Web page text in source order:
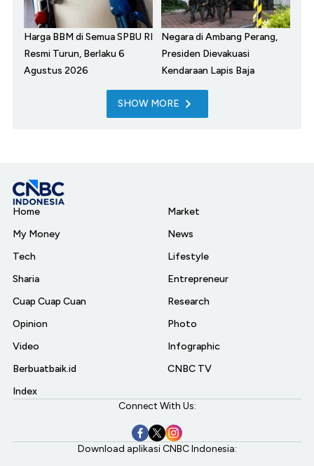
Harga BBM di Semua SPBU RI
Resmi Turun, Berlaku 6
Agustus 2026
Negara di Ambang Perang,
Presiden Dievakuasi
Kendaraan Lapis Baja
SHOW MORE
Home
My Money
Tech
Sharia
Cuap Cuap Cuan
Opinion
Video
Berbuatbaik.id
Index
Market
News
Lifestyle
Entrepreneur
Research
Photo
Infographic
CNBC TV
Connect With Us:
Download aplikasi CNBC Indonesia: